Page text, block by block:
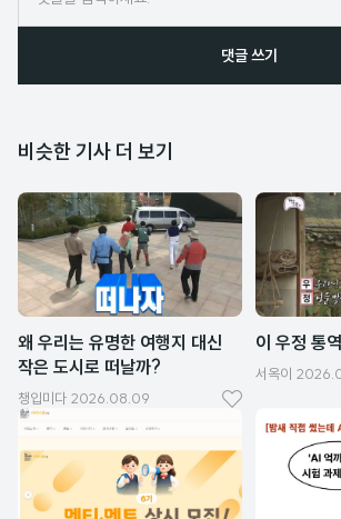
댓글 쓰기
비슷한 기사 더 보기
왜 우리는 유명한 여행지 대신
작은 도시로 떠날까?
챙입미다 2026.08.09
좋
아
요
이 우정 통
서옥이